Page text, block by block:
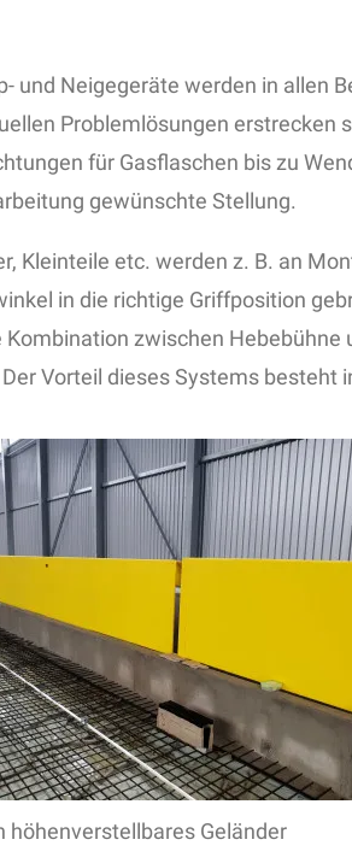
und Neigegeräte werden in allen
Problemlösungen erstrecken
für Gasflaschen bis zu
gewünschte Stellung.
Kleinteile etc. werden z. B. an
in die richtige Griffposition
Kombination zwischen
Vorteil dieses Systems besteht
höhenverstellbares Geländer